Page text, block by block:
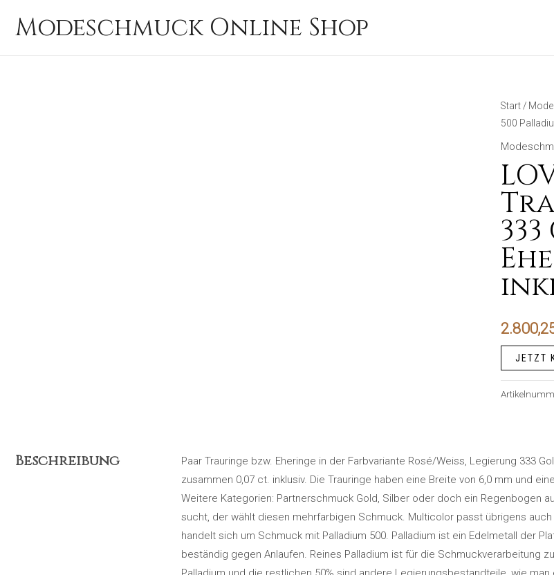
InhaltModeschmuck Online Shop
Start /
500
JETZT
Beschreibung
Paar Trauringe bzw. Eheringe in der Farbvariante Rosé/Weiss, Legierung 333
zusammen 0,07 ct. inklusiv. Die Trauringe haben eine Breite von 6,0 mm und
Weitere Kategorien: Partnerschmuck Gold, Silber oder doch ein Regenbogen
sucht, der wählt diesen mehrfarbigen Schmuck. Multicolor passt übrigens
handelt sich um Schmuck mit Palladium 500. Palladium ist ein Edelmetall der
beständig gegen Anlaufen. Reines Palladium ist für die Schmuckverarbeitung